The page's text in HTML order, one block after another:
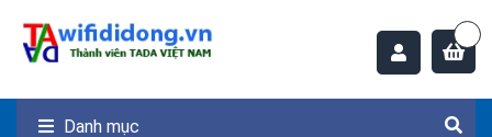
Danh mục